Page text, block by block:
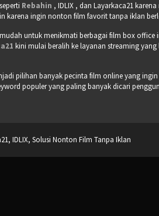
Rebahin , IDLIX , dan Layarkaca21
ingin nonton film favorit tanpa iklan
untuk menikmati berbagai film box
kini mulai beralih ke layanan streaming
pilihan banyak pecinta film online yang
populer yang paling banyak dicari
IDLIX, Solusi Nonton Film Tanpa Iklan